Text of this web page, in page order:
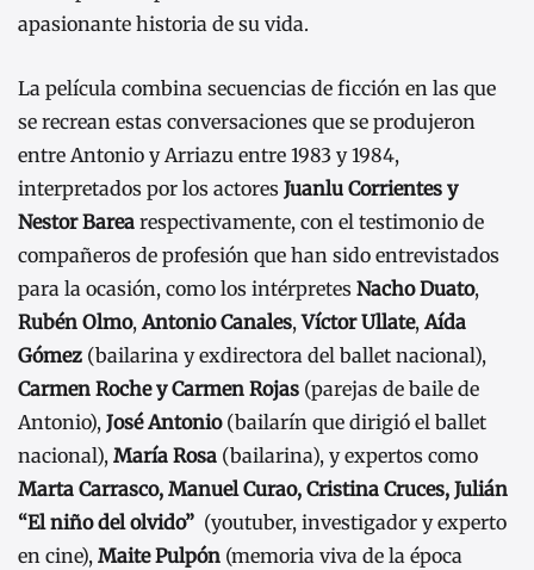
apasionante historia de su vida.
La película combina secuencias de ficción en las que
se recrean estas conversaciones que se produjeron
entre Antonio y Arriazu entre 1983 y 1984,
interpretados por los actores Juanlu Corrientes y
Nestor Barea respectivamente, con el testimonio de
compañeros de profesión que han sido entrevistados
para la ocasión, como los intérpretes Nacho Duato,
Rubén Olmo,Antonio Canales,Víctor Ullate,Aída
Gómez (bailarina y exdirectora del ballet nacional),
Carmen Rochey Carmen Rojas (parejas de baile de
Antonio), José Antonio (bailarín que dirigió el ballet
nacional), María Rosa (bailarina), y expertos como
Marta Carrasco, Manuel Curao, Cristina Cruces, Julián
“El niño del olvido” (youtuber, investigador y experto
en cine), Maite Pulpón (memoria viva de la época